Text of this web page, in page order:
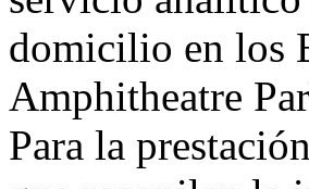
domicilio en los
Amphitheatre
Para la